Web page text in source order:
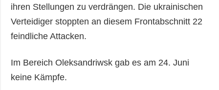
ihren Stellungen zu verdrängen. Die ukrainischen
Verteidiger stoppten an diesem Frontabschnitt 22
feindliche Attacken.
Im Bereich Oleksandriwsk gab es am 24. Juni
keine Kämpfe.